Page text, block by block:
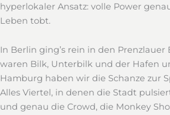
hyperlokaler Ansatz: volle Power
Leben tobt.
In Berlin ging’s rein in den Prenzlauer
waren Bilk, Unterbilk und der Hafen
Hamburg haben wir die Schanze zur
Alles Viertel, in denen die Stadt
und genau die Crowd, die Monkey